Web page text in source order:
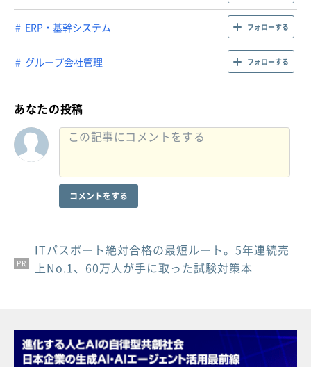
ERP・基幹システム フォローする
グループ会社管理 フォローする
あなたの投稿
コメントをする
PR
PR
PR
ITパスポート絶対合格の最短ルート。5年連続売
上No.1、60万人が手に取った試験対策本